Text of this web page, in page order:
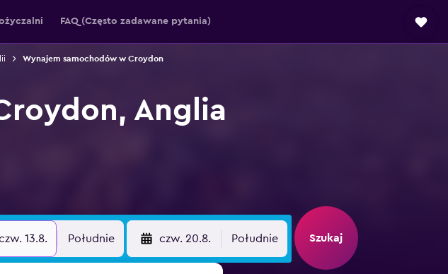
FAQ (Często zadawane pytania)
Wynajem samochodów w Croydon
Anglia
13.8. Południe czw. 20.8. Południe Szukaj